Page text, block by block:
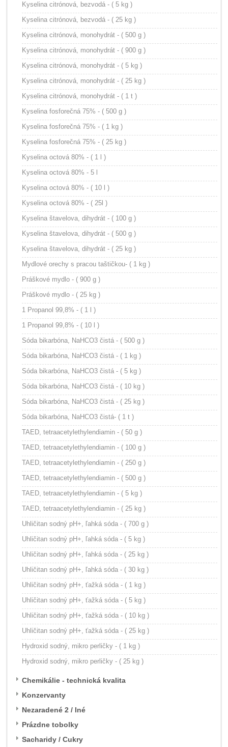
Kyselina citrónová, bezvodá - ( 5 kg )
Kyselina citrónová, bezvodá - ( 25 kg )
Kyselina citrónová, monohydrát - ( 500 g )
Kyselina citrónová, monohydrát - ( 900 g )
Kyselina citrónová, monohydrát - ( 5 kg )
Kyselina citrónová, monohydrát - ( 25 kg )
Kyselina citrónová, monohydrát - ( 1 t )
Kyselina fosforečná 75% - ( 500 g )
Kyselina fosforečná 75% - ( 1 kg )
Kyselina fosforečná 75% - ( 25 kg )
Kyselina octová 80% - ( 1 l )
Kyselina octová 80% - 5 l
Kyselina octová 80% - ( 10 l )
Kyselina octová 80% - ( 25l )
Kyselina štavelova, dihydrát - ( 100 g )
Kyselina štavelova, dihydrát - ( 500 g )
Kyselina štavelova, dihydrát - ( 25 kg )
Mydlové orechy s pracou taštičkou- ( 1 kg )
Práškové mydlo - ( 900 g )
Práškové mydlo - ( 25 kg )
1 Propanol 99,8% - ( 1 l )
1 Propanol 99,8% - ( 10 l )
Sóda bikarbóna, NaHCO3 čistá - ( 500 g )
Sóda bikarbóna, NaHCO3 čistá - ( 1 kg )
Sóda bikarbóna, NaHCO3 čistá - ( 5 kg )
Sóda bikarbóna, NaHCO3 čistá - ( 10 kg )
Sóda bikarbóna, NaHCO3 čistá - ( 25 kg )
Sóda bikarbóna, NaHCO3 čistá- ( 1 t )
TAED, tetraacetylethylendiamin - ( 50 g )
TAED, tetraacetylethylendiamin - ( 100 g )
TAED, tetraacetylethylendiamin - ( 250 g )
TAED, tetraacetylethylendiamin - ( 500 g )
TAED, tetraacetylethylendiamin - ( 5 kg )
TAED, tetraacetylethylendiamin - ( 25 kg )
Uhličitan sodný pH+, ľahká sóda - ( 700 g )
Uhličitan sodný pH+, ľahká sóda - ( 5 kg )
Uhličitan sodný pH+, ľahká sóda - ( 25 kg )
Uhličitan sodný pH+, ľahká sóda - ( 30 kg )
Uhličitan sodný pH+, ťažká sóda - ( 1 kg )
Uhličitan sodný pH+, ťažká sóda - ( 5 kg )
Uhličitan sodný pH+, ťažká sóda - ( 10 kg )
Uhličitan sodný pH+, ťažká sóda - ( 25 kg )
Hydroxid sodný, mikro perličky - ( 1 kg )
Hydroxid sodný, mikro perličky - ( 25 kg )
Chemikálie - technická kvalita
Konzervanty
Nezaradené 2 / Iné
Prázdne tobolky
Sacharidy / Cukry